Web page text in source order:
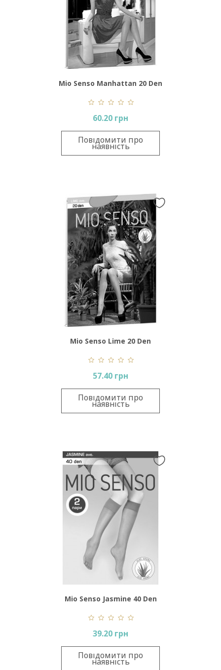
Mio Senso Manhattan 20 Den
60.20 грн
Повідомити про
наявність
Mio Senso Lime 20 Den
57.40 грн
Повідомити про
наявність
Mio Senso Jasmine 40 Den
39.20 грн
Повідомити про
наявність